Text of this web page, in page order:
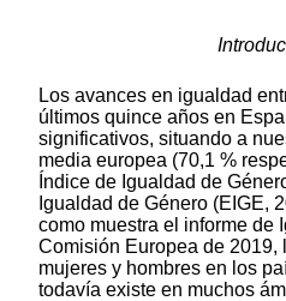
Los avances en igualdad
últimos quince años en
significativos, situando a
media europea (70,1 %
Índice de Igualdad de
Igualdad de Género (EIGE,
como muestra el informe de
Comisión Europea de 2019,
mujeres y hombres en los
todavía existe en muchos